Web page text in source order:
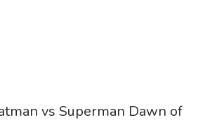
vs Superman Dawn of